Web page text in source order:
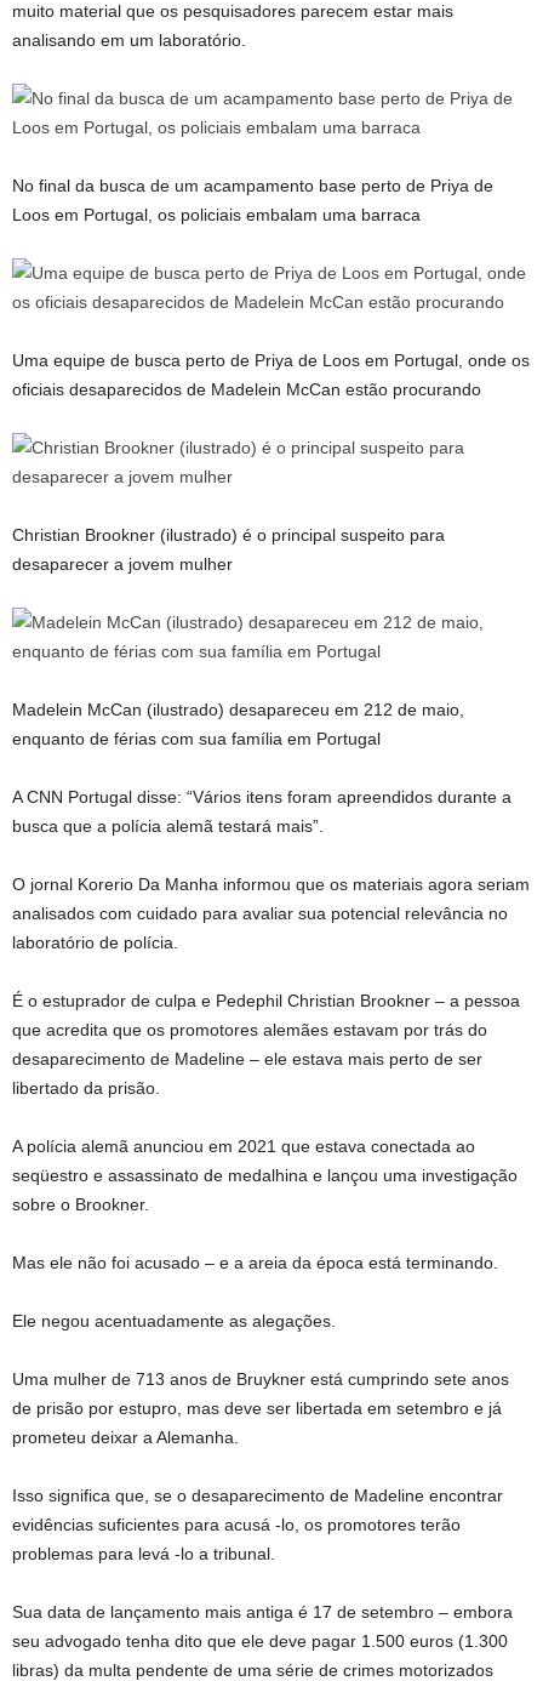
muito material que os pesquisadores parecem estar mais
analisando em um laboratório.
No final da busca de um acampamento base perto de Priya de
Loos em Portugal, os policiais embalam uma barraca
Uma equipe de busca perto de Priya de Loos em Portugal, onde os
oficiais desaparecidos de Madelein McCan estão procurando
Christian Brookner (ilustrado) é o principal suspeito para
desaparecer a jovem mulher
Madelein McCan (ilustrado) desapareceu em 212 de maio,
enquanto de férias com sua família em Portugal
A CNN Portugal disse: “Vários itens foram apreendidos durante a
busca que a polícia alemã testará mais”.
O jornal Korerio Da Manha informou que os materiais agora seriam
analisados ​​com cuidado para avaliar sua potencial relevância no
laboratório de polícia.
É o estuprador de culpa e Pedephil Christian Brookner – a pessoa
que acredita que os promotores alemães estavam por trás do
desaparecimento de Madeline – ele estava mais perto de ser
libertado da prisão.
A polícia alemã anunciou em 2021 que estava conectada ao
seqüestro e assassinato de medalhina e lançou uma investigação
sobre o Brookner.
Mas ele não foi acusado – e a areia da época está terminando.
Ele negou acentuadamente as alegações.
Uma mulher de 713 anos de Bruykner está cumprindo sete anos
de prisão por estupro, mas deve ser libertada em setembro e já
prometeu deixar a Alemanha.
Isso significa que, se o desaparecimento de Madeline encontrar
evidências suficientes para acusá -lo, os promotores terão
problemas para levá -lo a tribunal.
Sua data de lançamento mais antiga é 17 de setembro – embora
seu advogado tenha dito que ele deve pagar 1.500 euros (1.300
libras) da multa pendente de uma série de crimes motorizados